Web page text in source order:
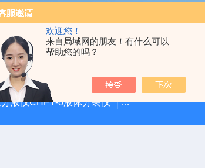
欢迎您！
来自局域网的朋友！有什么可以
帮助您的吗？
液仪CHFY-8液体分装仪 全自动放射性水样